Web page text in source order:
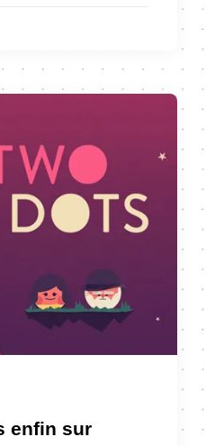
enfin sur